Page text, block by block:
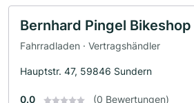
Bernhard Pingel Bikeshop
Fahrradladen · Vertragshändler
Hauptstr. 47, 59846 Sundern
0.0 (0 Bewertungen)